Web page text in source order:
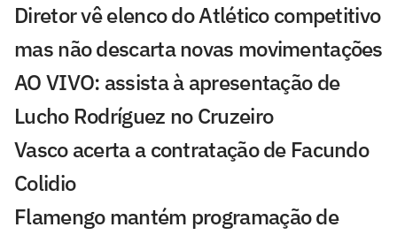
Diretor vê elenco do Atlético competitivo
mas não descarta novas movimentações
AO VIVO: assista à apresentação de
Lucho Rodríguez no Cruzeiro
Vasco acerta a contratação de Facundo
Colidio
Flamengo mantém programação de